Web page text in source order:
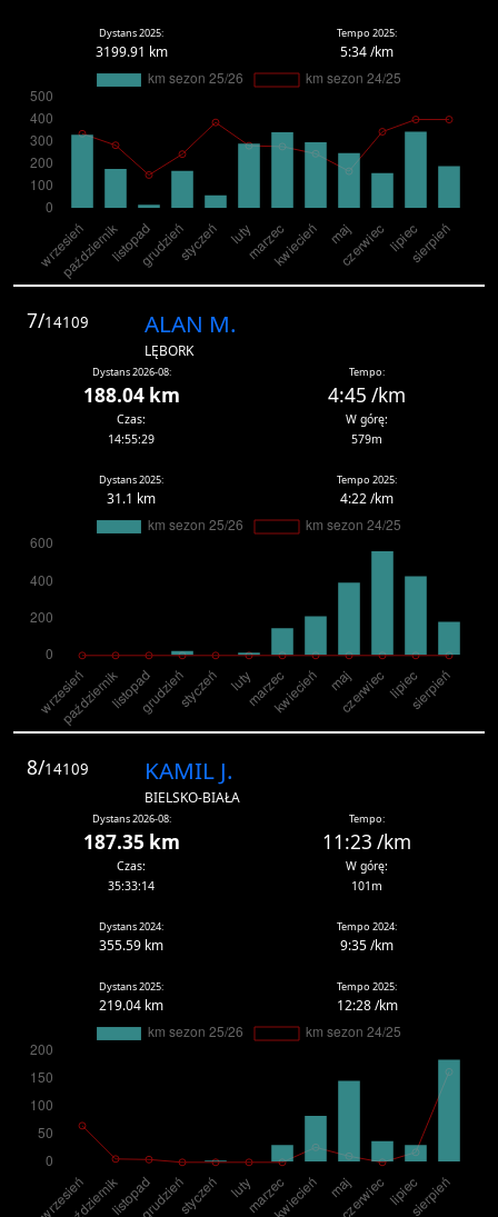
Dystans 2025:
3199.91 km
Tempo 2025:
5:34 /km
7/14109 ALAN M.
LĘBORK
Dystans 2026-08:
188.04 km
Tempo:
4:45 /km
Czas:
14:55:29
W górę:
579m
Dystans 2025:
31.1 km
Tempo 2025:
4:22 /km
8/14109 KAMIL J.
BIELSKO-BIAŁA
Dystans 2026-08:
187.35 km
Tempo:
11:23 /km
Czas:
35:33:14
W górę:
101m
Dystans 2024:
355.59 km
Tempo 2024:
9:35 /km
Dystans 2025:
219.04 km
Tempo 2025:
12:28 /km